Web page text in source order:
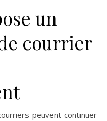
un
courrier
peuvent continuer